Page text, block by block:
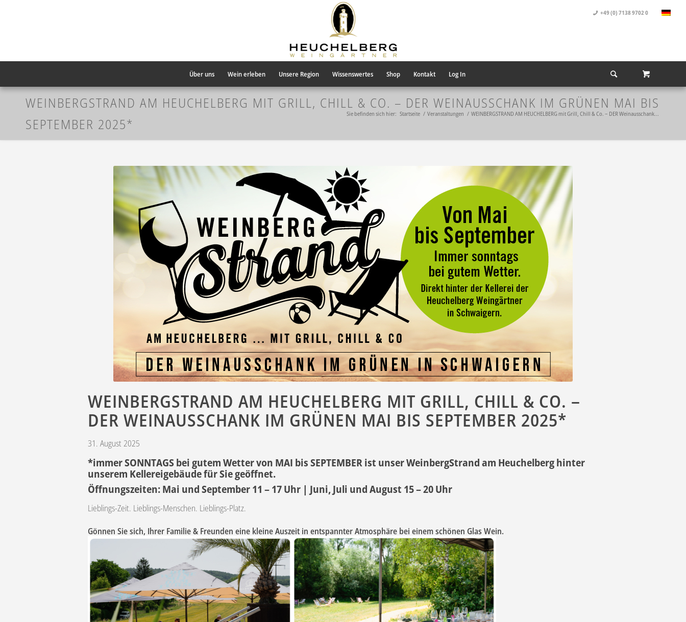
+49 (0) 7138 9702 0
Über uns Wein erleben Unsere Region Wissenswertes Shop Kontakt Log In
WEINBERGSTRAND AM HEUCHELBERG MIT GRILL, CHILL & CO. – DER WEINAUSSCHANK IM GRÜNEN MAI BIS
SEPTEMBER 2025*
Sie befinden sich hier: Startseite / Veranstaltungen / WEINBERGSTRAND AM HEUCHELBERG mit Grill, Chill & Co. – DER Weinausschank...
WEINBERGSTRAND AM HEUCHELBERG MIT GRILL, CHILL & CO. –
DER WEINAUSSCHANK IM GRÜNEN MAI BIS SEPTEMBER 2025*
31. August 2025
*immer SONNTAGS bei gutem Wetter von MAI bis SEPTEMBERist unser WeinbergStrand am Heuchelberg hinter
unserem Kellereigebäude für Sie geöffnet.
Öffnungszeiten: Mai und September 11 – 17 Uhr | Juni, Juli und August 15 – 20 Uhr
Lieblings-Zeit. Lieblings-Menschen. Lieblings-Platz.
Gönnen Sie sich, Ihrer Familie & Freunden eine kleine Auszeit in entspannter Atmosphäre bei einem schönen Glas Wein.